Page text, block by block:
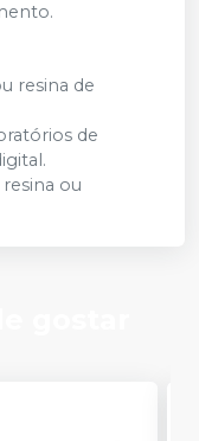
resina de
de
ou